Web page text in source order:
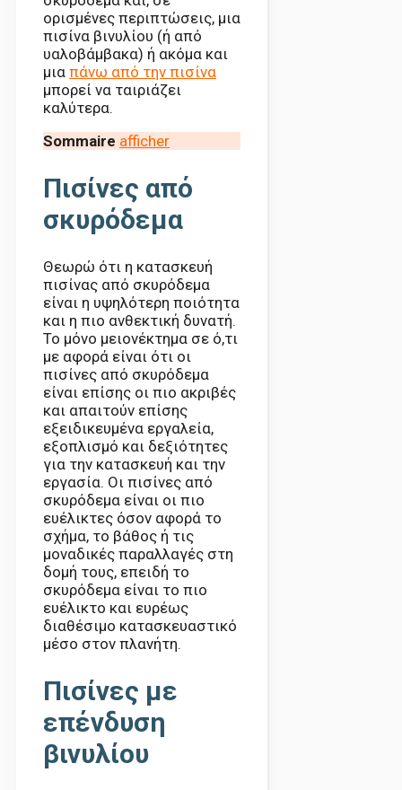
ορισμένες περιπτώσεις, μια
πισίνα βινυλίου (ή από
υαλοβάμβακα) ή ακόμα και
μια πάνω από την πισίνα
μπορεί να ταιριάζει
καλύτερα.
Sommaire afficher
Πισίνες από
σκυρόδεμα
Θεωρώ ότι η κατασκευή
πισίνας από σκυρόδεμα
είναι η υψηλότερη ποιότητα
και η πιο ανθεκτική δυνατή.
Το μόνο μειονέκτημα σε ό,τι
με αφορά είναι ότι οι
πισίνες από σκυρόδεμα
είναι επίσης οι πιο ακριβές
και απαιτούν επίσης
εξειδικευμένα εργαλεία,
εξοπλισμό και δεξιότητες
για την κατασκευή και την
εργασία. Οι πισίνες από
σκυρόδεμα είναι οι πιο
ευέλικτες όσον αφορά το
σχήμα, το βάθος ή τις
μοναδικές παραλλαγές στη
δομή τους, επειδή το
σκυρόδεμα είναι το πιο
ευέλικτο και ευρέως
διαθέσιμο κατασκευαστικό
μέσο στον πλανήτη.
Πισίνες με
επένδυση
βινυλίου